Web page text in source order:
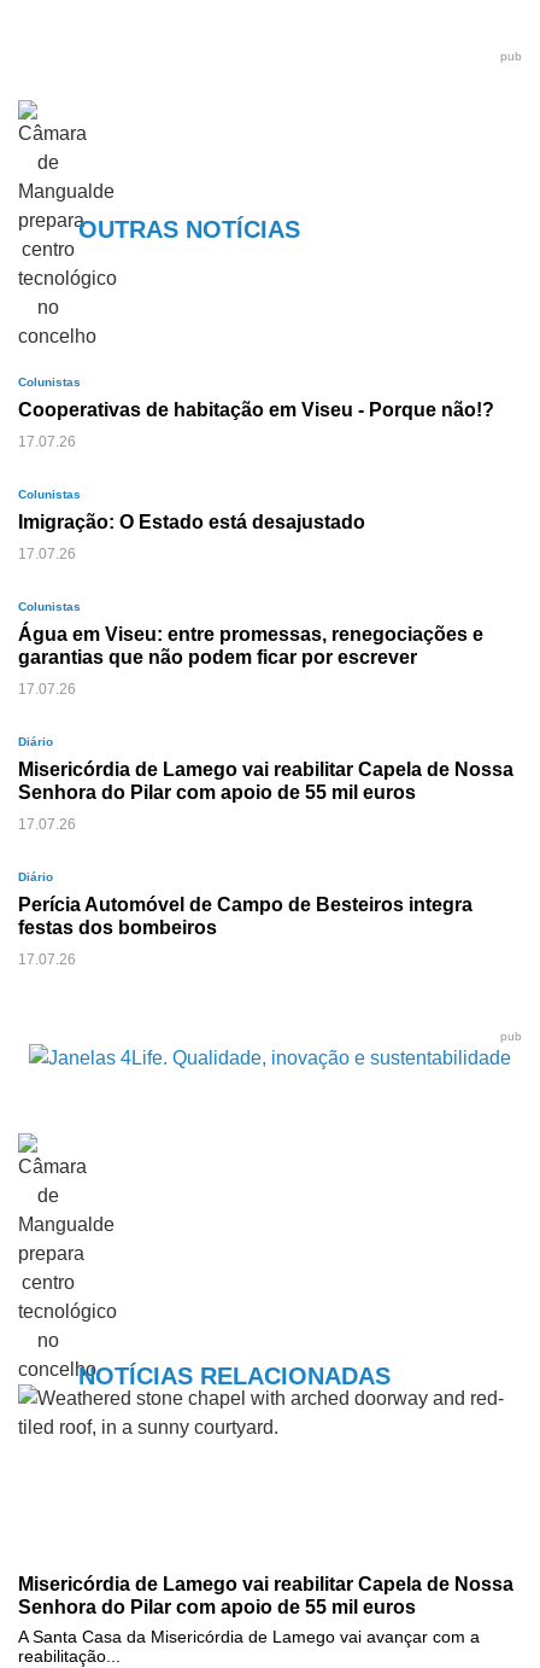
pub
OUTRAS NOTÍCIAS
Colunistas
Cooperativas de habitação em Viseu - Porque não!?
17.07.26
Colunistas
Imigração: O Estado está desajustado
17.07.26
Colunistas
Água em Viseu: entre promessas, renegociações e
garantias que não podem ficar por escrever
17.07.26
Diário
Misericórdia de Lamego vai reabilitar Capela de Nossa
Senhora do Pilar com apoio de 55 mil euros
17.07.26
Diário
Perícia Automóvel de Campo de Besteiros integra
festas dos bombeiros
17.07.26
pub
NOTÍCIAS RELACIONADAS
Misericórdia de Lamego vai reabilitar Capela de Nossa
Senhora do Pilar com apoio de 55 mil euros
A Santa Casa da Misericórdia de Lamego vai avançar com a
reabilitação...